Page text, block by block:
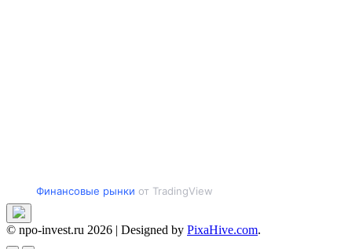
Финансовые рынки от TradingView
© npo-invest.ru 2026 | Designed by PixaHive.com.